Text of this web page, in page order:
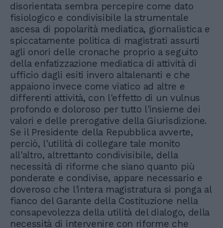
disorientata sembra percepire come dato
fisiologico e condivisibile la strumentale
ascesa di popolarità mediatica, giornalistica e
spiccatamente politica di magistrati assurti
agli onori delle cronache proprio a seguito
della enfatizzazione mediatica di attività di
ufficio dagli esiti invero altalenanti e che
appaiono invece come viatico ad altre e
differenti attività, con l'effetto di un vulnus
profondo e doloroso per tutto l'insieme dei
valori e delle prerogative della Giurisdizione.
Se il Presidente della Repubblica avverte,
perciò, l'utilità di collegare tale monito
all'altro, altrettanto condivisibile, della
necessità di riforme che siano quanto più
ponderate e condivise, appare necessario e
doveroso che l'intera magistratura si ponga al
fianco del Garante della Costituzione nella
consapevolezza della utilità del dialogo, della
necessità di intervenire con riforme che